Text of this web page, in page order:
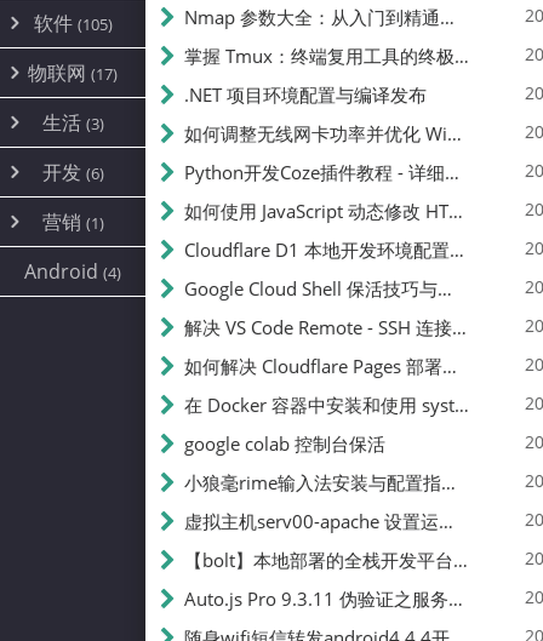
ProxmoxVE
Ubuntu(7)
环境配置
DD重装(3)
加速优化(34)
面板(12)
容器
游戏 (7)
饥荒(7)
云服务商(4)
WEB源码(6)
建站(5)
软件 (105)
安全(12)
办公(4)
图片 (2)
文件
系统 (35)
AI(10)
物联网 (17)
路由器
随身wifi(1)
mobile(14)
刷机
magisk
生活 (3)
线报
sim卡(1)
开发 (6)
编译
JavaScript(2)
python(2)
营销 (1)
公关(1)
SEO(1)
Android (4)
Nmap 参数大全：从入门到精通，掌握网络扫描的核心技巧
掌握 Tmux：终端复用工具的终极指南
.NET 项目环境配置与编译发布
如何调整无线网卡功率并优化 Wifite 的功率设置
Python开发Coze插件教程 - 详细步骤与注意事项
如何使用 JavaScript 动态修改 HTML 中的权限文本 | 前端开发教程
Cloudflare D1 本地开发环境配置指南 | CF Pages Local Development Guide
Google Cloud Shell 保活技巧与配额时间查看方法
解决 VS Code Remote - SSH 连接失败问题：从权限问题到成功启动
如何解决 Cloudflare Pages 部署中的 API Token 权限问题
在 Docker 容器中安装和使用 systemctl 的完整指南
google colab 控制台保活
小狼毫rime输入法安装与配置指南：从基础到高级自定义
虚拟主机serv00-apache 设置运行目录
【bolt】本地部署的全栈开发平台，支持本地及众多API，本地一键生成应用，部署教程
Auto.js Pro 9.3.11 伪验证之服务器接口 Nginx 版
📝
250
篇文章
✍️
231k
总字数
👥